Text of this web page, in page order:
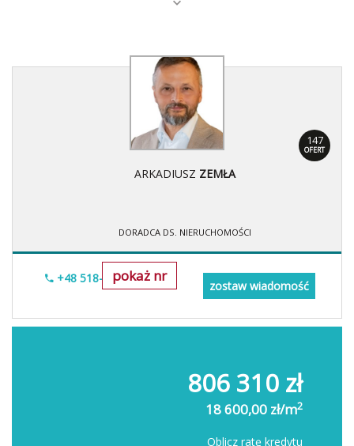
147
OFERT
ARKADIUSZ ZEMŁA
DORADCA DS. NIERUCHOMOŚCI
pokaż nr
+48 518-706-552
zostaw wiadomość
806 310 zł
18 600,00 zł/m2
Oblicz ratę kredytu